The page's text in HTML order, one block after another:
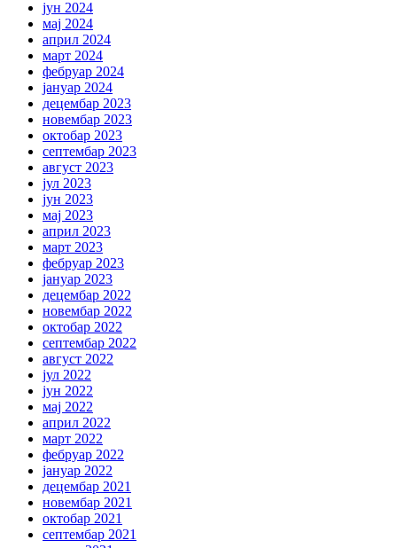
јун 2024
мај 2024
април 2024
март 2024
фебруар 2024
јануар 2024
децембар 2023
новембар 2023
октобар 2023
септембар 2023
август 2023
јул 2023
јун 2023
мај 2023
април 2023
март 2023
фебруар 2023
јануар 2023
децембар 2022
новембар 2022
октобар 2022
септембар 2022
август 2022
јул 2022
јун 2022
мај 2022
април 2022
март 2022
фебруар 2022
јануар 2022
децембар 2021
новембар 2021
октобар 2021
септембар 2021